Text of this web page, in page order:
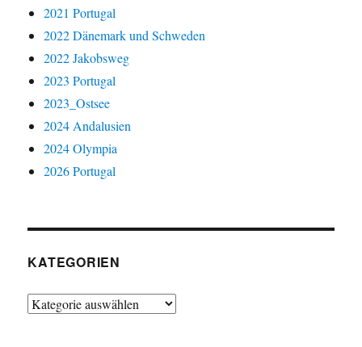
2021 Portugal
2022 Dänemark und Schweden
2022 Jakobsweg
2023 Portugal
2023_Ostsee
2024 Andalusien
2024 Olympia
2026 Portugal
KATEGORIEN
Kategorien